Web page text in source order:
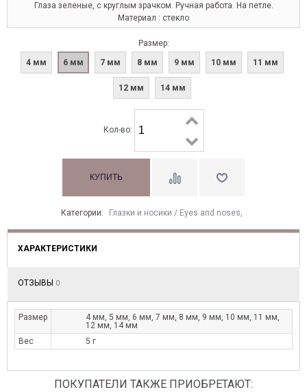
Глаза зеленые, с круглым зрачком. Ручная работа. На петле.
Материал : стекло
Размер:
4 мм
6 мм 7 мм 8 мм 9 мм 10 мм 11 мм
12 мм 14 мм
Кол-во:
Категории: Глазки и носики / Eyes and noses,
ХАРАКТЕРИСТИКИ
ОТЗЫВЫ 0
Размер
4 мм, 5 мм, 6 мм, 7 мм, 8 мм, 9 мм, 10 мм, 11 мм,
12 мм, 14 мм
Вес
5 г
ПОКУПАТЕЛИ ТАКЖЕ ПРИОБРЕТАЮТ: